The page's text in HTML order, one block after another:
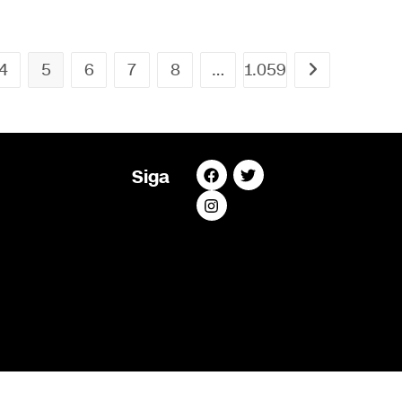
5 6 7 8 … 1.059
Siga